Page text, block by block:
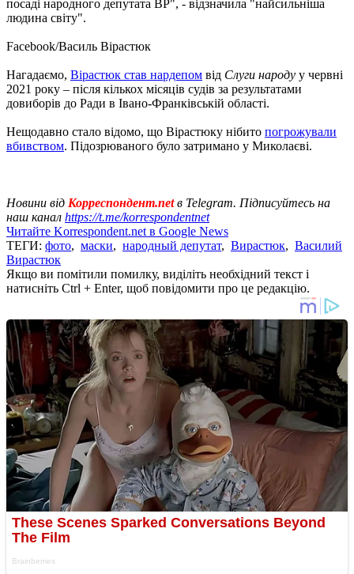
посаді народного депутата ВР", - відзначила "найсильніша
людина світу".
Facebook/Василь Вірастюк
Нагадаємо, Вірастюк став нардепом від Слуги народу у червні
2021 року – після кількох місяців судів за результатами
довиборів до Ради в Івано-Франківській області.
Нещодавно стало відомо, що Вірастюку нібито погрожували
вбивством. Підозрюваного було затримано у Миколаєві.
Новини від Корреспондент.netв Telegram. Підписуйтесь на
наш канал https://t.me/korrespondentnet
Читайте Korrespondent.net в Google News
ТЕГИ: фото, маски, народный депутат, Вирастюк, Василий
Вирастюк
Якщо ви помітили помилку, виділіть необхідний текст і
натисніть Ctrl + Enter, щоб повідомити про це редакцію.